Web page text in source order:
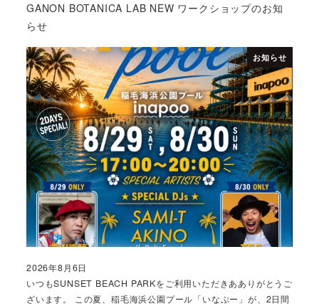
GANON BOTANICA LAB NEW ワークショップのお知
らせ
お知らせ
いつもSUNSET BEACH PARKをご利用いただきあありがとうご
ざいます。 この夏、稲毛海浜公園プール「いなぷー」が、2日間
投稿日
2026年8月6日